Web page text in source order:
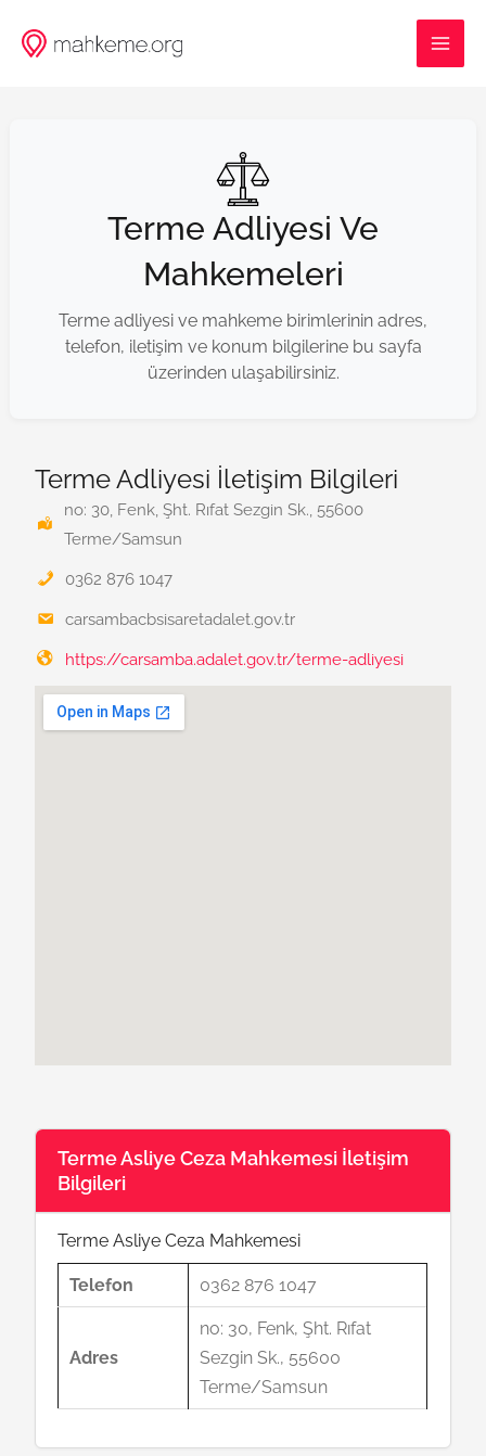
atla
Terme Adliyesi Ve
Mahkemeleri
Terme adliyesi ve mahkeme birimlerinin adres,
telefon, iletişim ve konum bilgilerine bu sayfa
üzerinden ulaşabilirsiniz.
Terme Asliye Ceza Mahkemesi İletişim
Bilgileri
Terme Asliye Ceza Mahkemesi
Telefon 0362 876 1047
Adres
no: 30, Fenk, Şht. Rıfat
Sezgin Sk., 55600
Terme/Samsun
Terme Adliyesi İletişim Bilgileri
no: 30, Fenk, Şht. Rıfat Sezgin Sk., 55600
Terme/Samsun
0362 876 1047
carsambacbsisaretadalet.gov.tr
https://carsamba.adalet.gov.tr/terme-adliyesi